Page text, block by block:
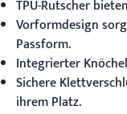
TPU-Rutscher
Vorformdesign
Passform.
Integrierter
Sichere
ihrem Platz.